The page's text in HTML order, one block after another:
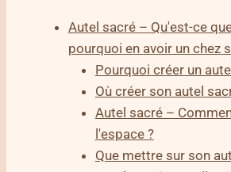
Autel sacré – Qu'est-ce
pourquoi en avoir un chez
Pourquoi créer un
Où créer son autel
Autel sacré –
l'espace ?
Que mettre sur son